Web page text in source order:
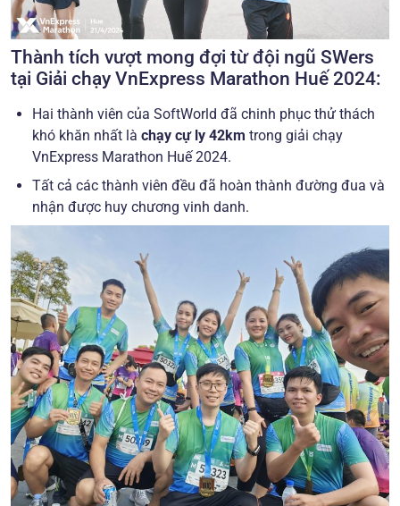
Thành tích vượt mong đợi từ đội ngũ SWers
tại Giải chạy VnExpress Marathon Huế 2024:
Hai thành viên của SoftWorld đã chinh phục thử thách
khó khăn nhất là chạy cự ly 42km trong giải chạy
VnExpress Marathon Huế 2024.
Tất cả các thành viên đều đã hoàn thành đường đua và
nhận được huy chương vinh danh.